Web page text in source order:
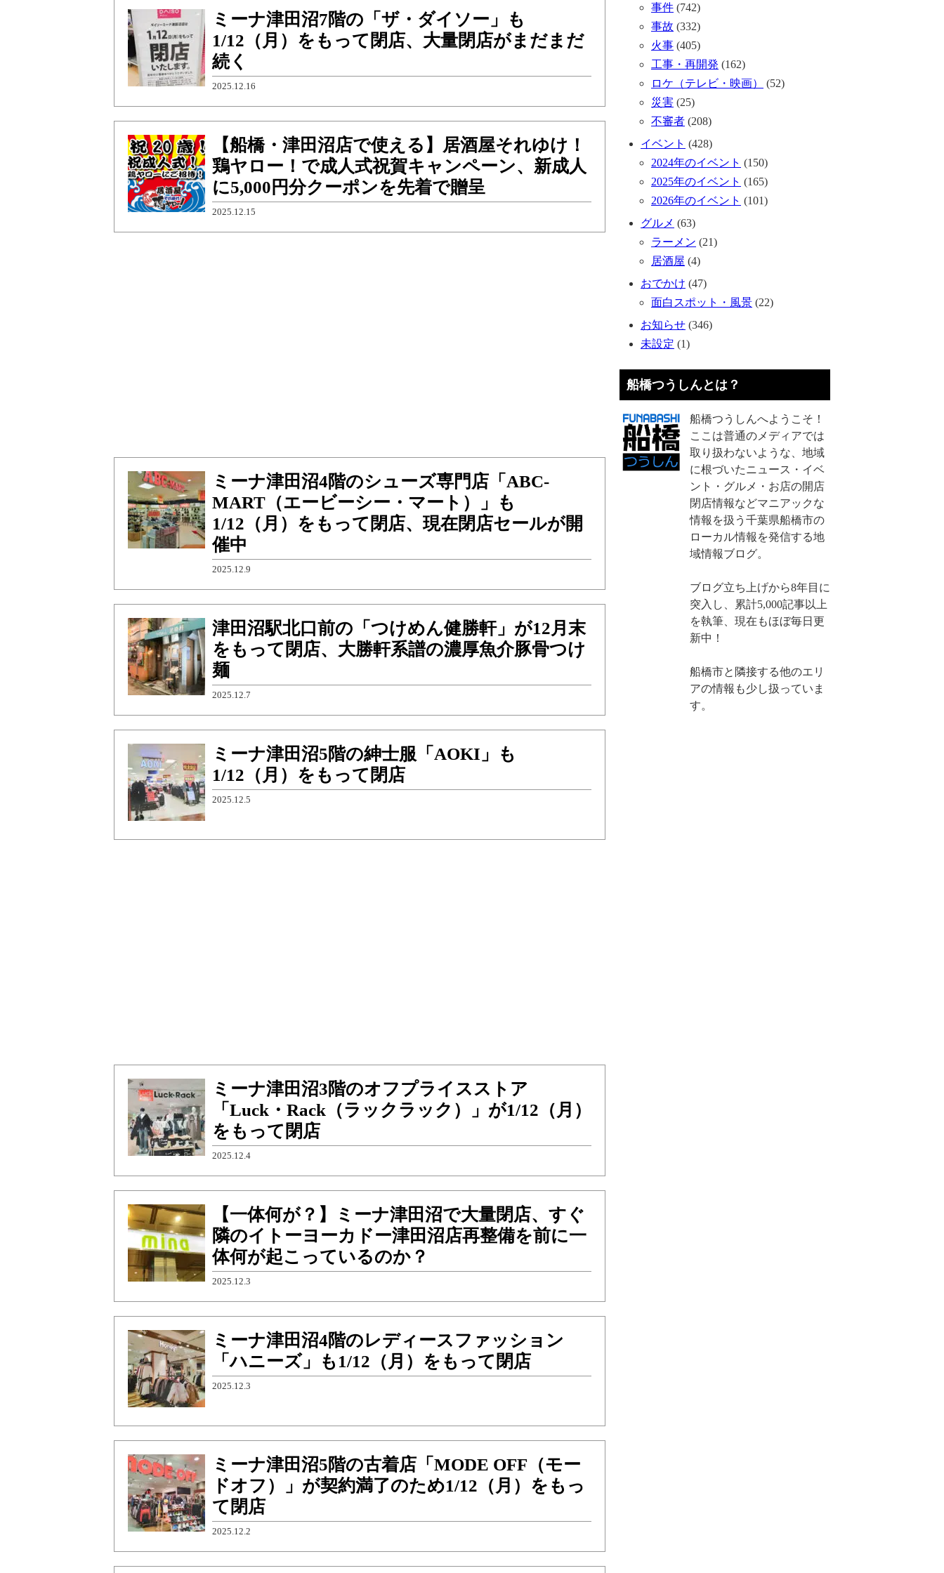
ミーナ津田沼7階の「ザ・ダイソー」も
1/12（月）をもって閉店、大量閉店がまだまだ
続く
2025.12.16
【船橋・津田沼店で使える】居酒屋それゆけ！
鶏ヤロー！で成人式祝賀キャンペーン、新成人
に5,000円分クーポンを先着で贈呈
2025.12.15
ミーナ津田沼4階のシューズ専門店「ABC-
MART（エービーシー・マート）」も
1/12（月）をもって閉店、現在閉店セールが開
催中
2025.12.9
津田沼駅北口前の「つけめん健勝軒」が12月末
をもって閉店、大勝軒系譜の濃厚魚介豚骨つけ
麺
2025.12.7
ミーナ津田沼5階の紳士服「AOKI」も
1/12（月）をもって閉店
2025.12.5
ミーナ津田沼3階のオフプライスストア
「Luck・Rack（ラックラック）」が1/12（月）
をもって閉店
2025.12.4
【一体何が？】ミーナ津田沼で大量閉店、すぐ
隣のイトーヨーカドー津田沼店再整備を前に一
体何が起こっているのか？
2025.12.3
ミーナ津田沼4階のレディースファッション
「ハニーズ」も1/12（月）をもって閉店
2025.12.3
ミーナ津田沼5階の古着店「MODE OFF（モー
ドオフ）」が契約満了のため1/12（月）をもっ
て閉店
2025.12.2
事件 (742)
事故 (332)
火事 (405)
工事・再開発 (162)
ロケ（テレビ・映画）
(52)
災害 (25)
不審者 (208)
イベント (428)
2024年のイベント (150)
2025年のイベント (165)
2026年のイベント (101)
グルメ (63)
ラーメン (21)
居酒屋 (4)
おでかけ (47)
面白スポット・風景 (22)
お知らせ (346)
未設定 (1)
船橋つうしんとは？
船橋つうしんへようこそ！
ここは普通のメディアでは
取り扱わないような、地域
に根づいたニュース・イベ
ント・グルメ・お店の開店
閉店情報などマニアックな
情報を扱う千葉県船橋市の
ローカル情報を発信する地
域情報ブログ。
ブログ立ち上げから8年目に
突入し、累計5,000記事以上
を執筆、現在もほぼ毎日更
新中！
船橋市と隣接する他のエリ
アの情報も少し扱っていま
す。